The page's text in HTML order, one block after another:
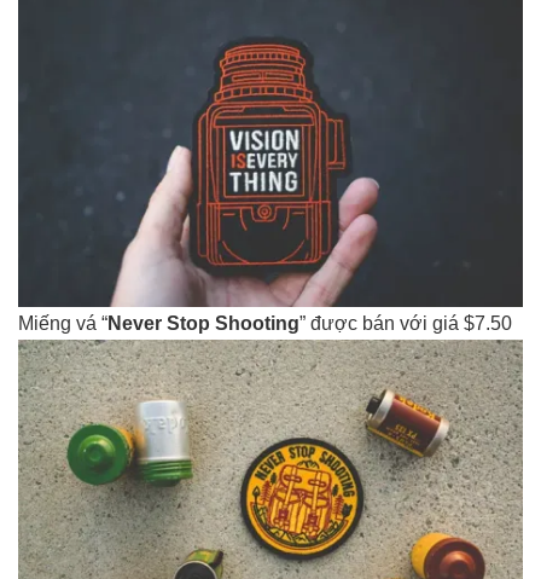
Miếng vá “Never Stop Shooting” được bán với giá $7.50